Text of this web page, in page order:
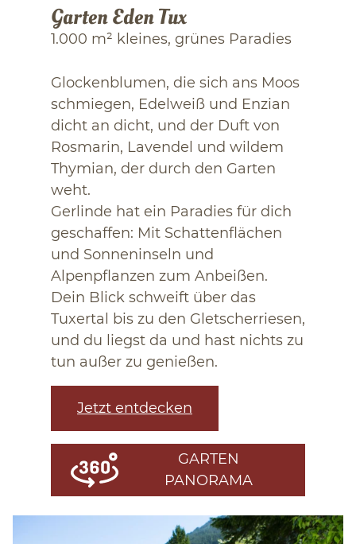
Garten Eden Tux
1.000 m² kleines, grünes Paradies
Glockenblumen, die sich ans Moos
schmiegen, Edelweiß und Enzian
dicht an dicht, und der Duft von
Rosmarin, Lavendel und wildem
Thymian, der durch den Garten
weht.
Gerlinde hat ein Paradies für dich
geschaffen: Mit Schattenflächen
und Sonneninseln und
Alpenpflanzen zum Anbeißen.
Dein Blick schweift über das
Tuxertal bis zu den Gletscherriesen,
und du liegst da und hast nichts zu
tun außer zu genießen.
Jetzt entdecken
GARTEN
PANORAMA